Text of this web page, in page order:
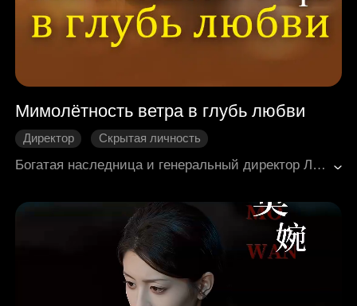
Мимолётность ветра в глубь любви
Директор
Скрытая личность
Современная романтика
Богатая наследница и генеральный директор Лин Сюэшу, ищущая наследника для своего состояния, обращает внимание на скромного Хо Яньхуана из сельской местности и выходит за него замуж, чтобы он вошёл в её семью. Однако она не знает, что Хо Яньхуань на самом деле является таинственным наследником, который с самого начала был очарован ею и поэтому скрывал свою личность, чтобы приблизиться к ней.Жизнь в богатой и могущественной семье непроста: Лин Сюэшу приходится сталкиваться с сумасшедшей тётей, лицемерным дядей и дедом, который проявляет явное предпочтение к другим. Она надеялась, что Хо Яньхуань станет её спасением, но вместо этого он становится началом её кошмара.